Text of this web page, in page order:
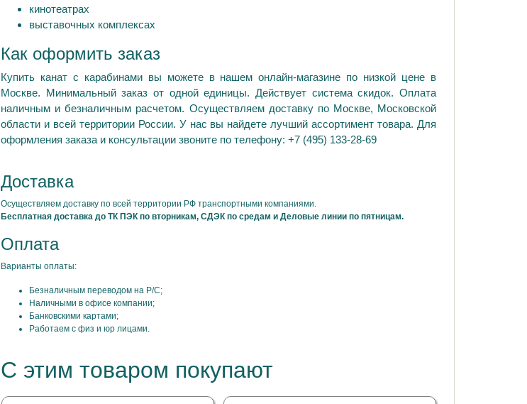
кинотеатрах
выставочных комплексах
Как оформить заказ
Купить канат с карабинами вы можете в нашем онлайн-магазине по низкой цене в
Москве. Минимальный заказ от одной единицы. Действует система скидок. Оплата
наличным и безналичным расчетом. Осуществляем доставку по Москве, Московской
области и всей территории России. У нас вы найдете лучший ассортимент товара. Для
оформления заказа и консультации звоните по телефону: +7 (495) 133-28-69
Доставка
Осуществляем доставку по всей территории РФ транспортными компаниями.
Бесплатная доставка до ТК ПЭК по вторникам, СДЭК по средам и Деловые линии по пятницам.
Оплата
Варианты оплаты:
Безналичным переводом на Р/С;
Наличными в офисе компании;
Банковскими картами;
Работаем с физ и юр лицами.
С этим товаром покупают